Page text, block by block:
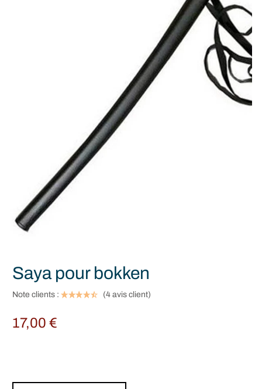
Saya pour bokken
Note clients : (4avis client)
17,00€